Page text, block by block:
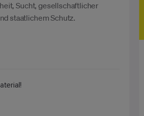
Sucht, gesellschaftlicher
staatlichem Schutz.